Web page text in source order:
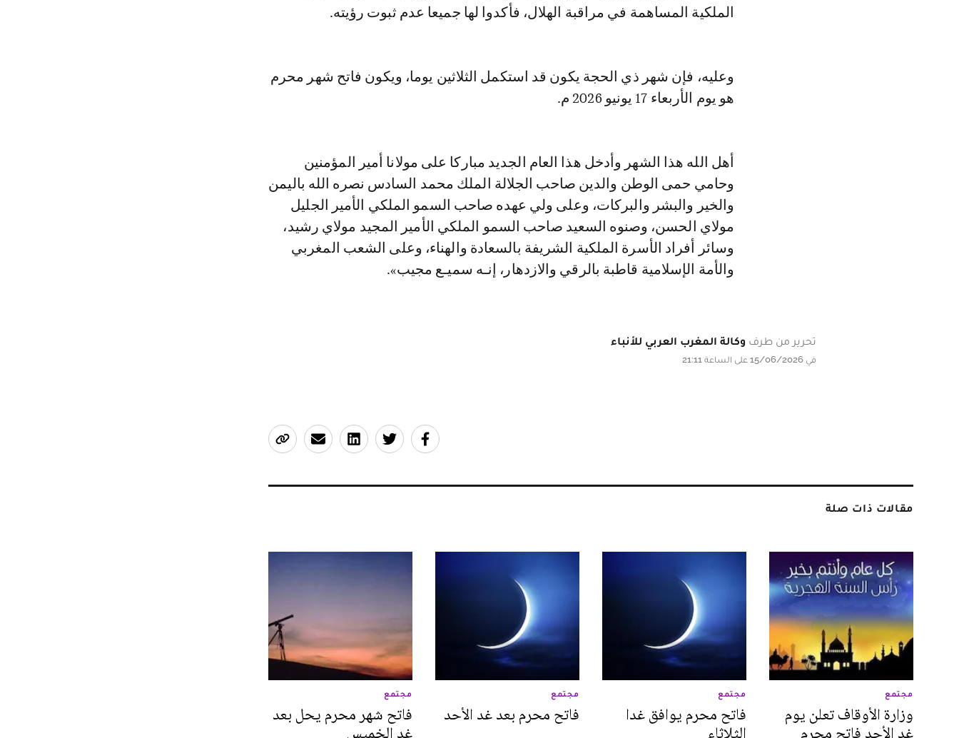
الملكية المساهمة في مراقبة الهلال، فأكدوا لها جميعا عدم ثبوت رؤيته.
وعليه، فإن شهر ذي الحجة يكون قد استكمل الثلاثين يوما، ويكون فاتح شهر محرم
هو يوم الأربعاء 17 يونيو 2026 م.
أهل الله هذا الشهر وأدخل هذا العام الجديد مباركا على مولانا أمير المؤمنين
وحامي حمى الوطن والدين صاحب الجلالة الملك محمد السادس نصره الله باليمن
والخير والبشر والبركات، وعلى ولي عهده صاحب السمو الملكي الأمير الجليل
مولاي الحسن، وصنوه السعيد صاحب السمو الملكي الأمير المجيد مولاي رشيد،
وسائر أفراد الأسرة الملكية الشريفة بالسعادة والهناء، وعلى الشعب المغربي
والأمة الإسلامية قاطبة بالرقي والازدهار، إنـه سميـع مجيب».
تحرير من طرف وكالة المغرب العربي للأنباء
في 15/06/2026 على الساعة 21:11
مقالات ذات صلة
مجتمع
وزارة الأوقاف تعلن يوم
غد الأحد فاتح محرم
مجتمع
فاتح محرم يوافق غدا
الثلاثاء
مجتمع
فاتح محرم بعد غد الأحد
مجتمع
فاتح شهر محرم يحل بعد
غد الخميس